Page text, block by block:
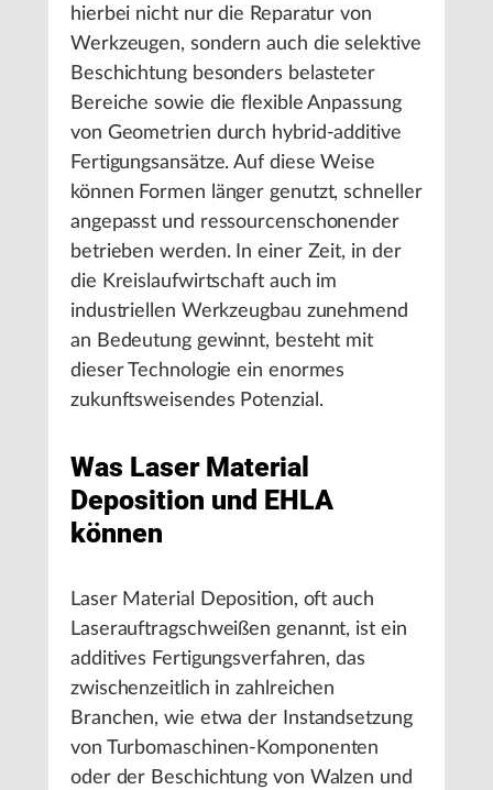
hierbei nicht nur die Reparatur von
Werkzeugen, sondern auch die selektive
Beschichtung besonders belasteter
Bereiche sowie die flexible Anpassung
von Geometrien durch hybrid-additive
Fertigungsansätze. Auf diese Weise
können Formen länger genutzt, schneller
angepasst und ressourcenschonender
betrieben werden. In einer Zeit, in der
die Kreislaufwirtschaft auch im
industriellen Werkzeugbau zunehmend
an Bedeutung gewinnt, besteht mit
dieser Technologie ein enormes
zukunftsweisendes Potenzial.
Was Laser Material
Deposition und EHLA
können
Laser Material Deposition, oft auch
Laserauftragschweißen genannt, ist ein
additives Fertigungsverfahren, das
zwischenzeitlich in zahlreichen
Branchen, wie etwa der Instandsetzung
von Turbomaschinen-Komponenten
oder der Beschichtung von Walzen und